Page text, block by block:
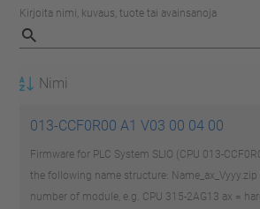
Kirjoita nimi, kuvaus, tuote tai avainsanoja
Nimi
013-CCF0R00 A1 V03 00 04 00
Firmware for PLC System SLIO (CPU 013-
the following name structure:
number of module, e.g. CPU 315-2AG13 ax =